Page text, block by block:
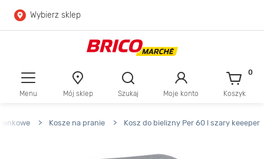
Przejdź do głównej zawartości
Wybierz sklep
Menu Mój sklep Szukaj Moje konto Koszyk
0
> Kosze na pranie > Kosz do bielizny Per 60 l szary keeeper